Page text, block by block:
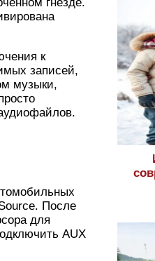
к
записей,
музыки,
После
для
AUX